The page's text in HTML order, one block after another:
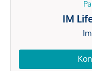
IM